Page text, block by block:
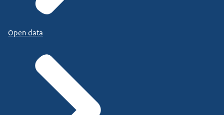
Open data